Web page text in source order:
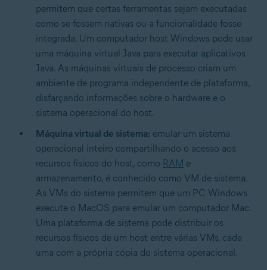
permitem que certas ferramentas sejam executadas
como se fossem nativas ou a funcionalidade fosse
integrada. Um computador host Windows pode usar
uma máquina virtual Java para executar aplicativos
Java. As máquinas virtuais de processo criam um
ambiente de programa independente de plataforma,
disfarçando informações sobre o hardware e o
sistema operacional do host.
Máquina virtual de sistema: emular um sistema
operacional inteiro compartilhando o acesso aos
recursos físicos do host, como RAM e
armazenamento, é conhecido como VM de sistema.
As VMs do sistema permitem que um PC Windows
execute o MacOS para emular um computador Mac.
Uma plataforma de sistema pode distribuir os
recursos físicos de um host entre várias VMs, cada
uma com a própria cópia do sistema operacional.